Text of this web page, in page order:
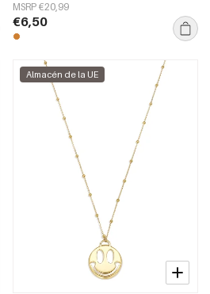
MSRP €20,99
€6,50
Almacén de la UE